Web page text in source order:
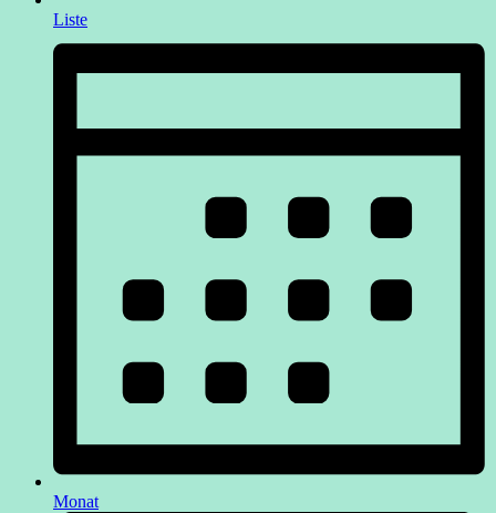
Liste
Monat